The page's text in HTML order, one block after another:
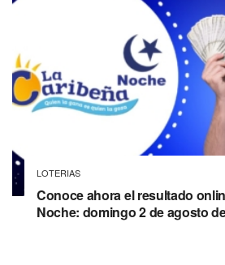
LOTERIAS
Conoce ahora el resultado
Noche: domingo 2 de agosto